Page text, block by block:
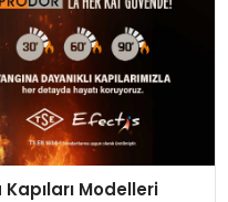
Modelleri